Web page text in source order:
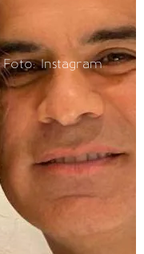
Instagram